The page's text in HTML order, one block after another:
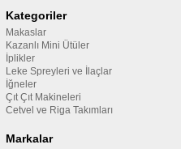
Kategoriler
Makaslar
Kazanlı Mini Ütüler
İplikler
Leke Spreyleri ve İlaçlar
İğneler
Çıt Çıt Makineleri
Cetvel ve Riga Takımları
Markalar